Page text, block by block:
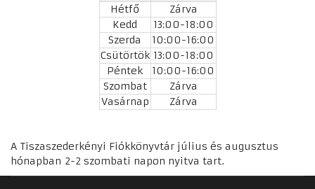
Hétfő
Zárva
Kedd
13:00-18:00
Szerda
10:00-16:00
Csütörtök 13:00-18:00
Péntek
10:00-16:00
Szombat
Zárva
Vasárnap
Zárva
A Tiszaszederkényi Fiókkönyvtár július és augusztus
hónapban 2-2 szombati napon nyitva tart.